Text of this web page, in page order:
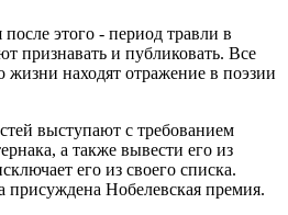
этого - период травли в
признавать и публиковать. Все
жизни находят отражение в поэзии
выступают с требованием
а также вывести его из
его из своего списка.
присуждена Нобелевская премия.